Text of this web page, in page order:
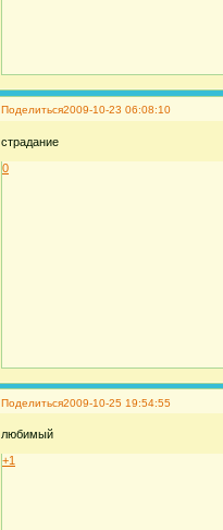
Поделиться2009-10-23 06:08:10
страдание
0
Поделиться2009-10-25 19:54:55
любимый
+1